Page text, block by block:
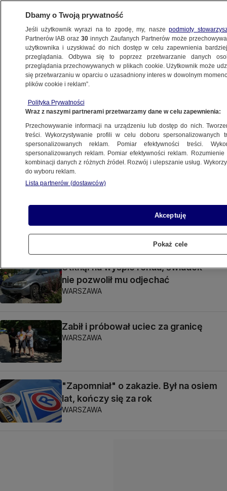
LEGIONOWO
Hulajnogą pędził wprost pod pociąg.
Wstrząsające nagranie
WARSZAWA
Potrącił 17-latka, notorycznie łamał
przepisy. Sąd stracił cierpliwość
Klaudia Kamieniarz
Złamał 10-letni zakaz zbliżania się
Utknął na wyspie ronda, świadek
nie pozwolił mu odjechać
WARSZAWA
Zabił i próbował uciec za granicę
WARSZAWA
"Zapomniał" o zakazie. Był na osiem
lat, kończy się za rok
WARSZAWA
Dbamy o Twoją prywatność
Jeśli użytkownik wyrazi na to zgodę, my, naszepodmioty
Partnerów IAB oraz30 innych Zaufanych Partnerów może
użytkownika i uzyskiwać do nich dostęp w celu zapewnienia
przeglądania. Odbywa się to poprzez przetwarzanie danych
przeglądania przechowywanych w plikach cookie. Użytkownik może
się przetwarzaniu w oparciu o uzasadniony interes w dowolnym
plików cookie i reklam”.
Polityka Prywatności
Wraz z naszymi partnerami przetwarzamy dane w celu zapewnienia:
Przechowywanie informacji na urządzeniu lub dostęp do nich.
treści. Wykorzystywanie profili w celu doboru spersonalizowanych
spersonalizowanych reklam. Pomiar efektywności treści.
spersonalizowanych reklam. Pomiar efektywności reklam.
kombinacji danych z różnych źródeł. Rozwój i ulepszanie usług.
do wyboru reklam.
Lista partnerów (dostawców)
Akceptuję
Pokaż cele